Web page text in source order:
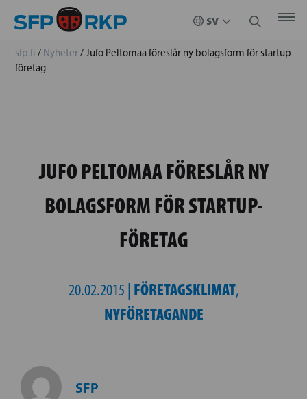
sfp.fi / Nyheter/Jufo Peltomaa föreslår ny bolagsform för startup-
företag
JUFO PELTOMAA FÖRESLÅR NY
BOLAGSFORM FÖR STARTUP-
FÖRETAG
20.02.2015 | FÖRETAGSKLIMAT,
NYFÖRETAGANDE
SFP